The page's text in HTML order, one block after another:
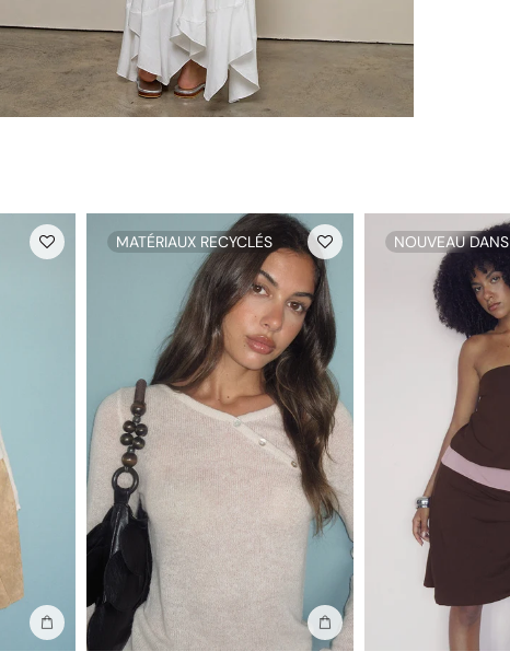
Ajouter au sac
MATÉRIAUX RECYCLÉS
Ajouter au sac
NOUVEAU DANS